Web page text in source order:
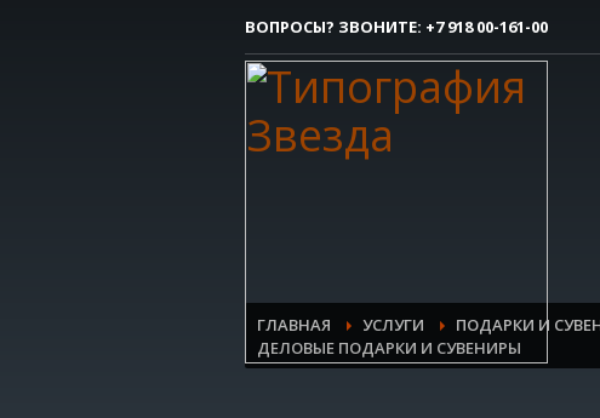
Как сделать заказ
1 Вы делаете заявку.
ВОПРОСЫ? ЗВОНИТЕ: +7 918 00-161-00
ГЛАВНАЯ УСЛУГИ
ПОДАРКИ И
ДЕЛОВЫЕ ПОДАРКИ И СУВЕНИРЫ